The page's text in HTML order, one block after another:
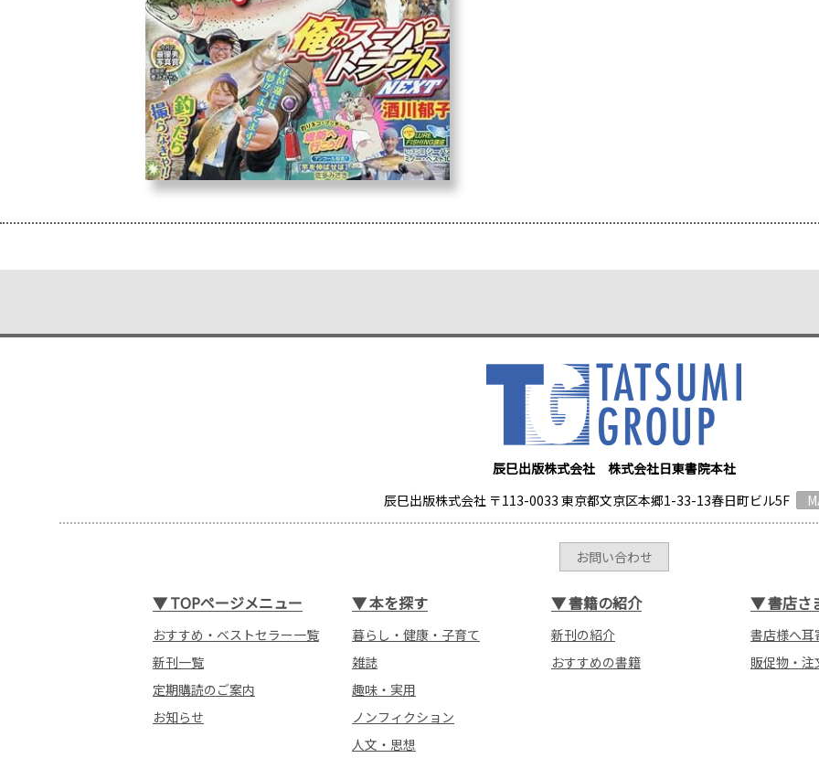
辰巳出版株式会社 株式会社日東書院本社
辰巳出版株式会社 〒113-0033 東京都文京区本郷1-33-13春日町ビル5F
お問い合わせ
▼TOPページメニュー
おすすめ・ベストセラー一覧
新刊一覧
定期購読のご案内
お知らせ
▼本を探す
暮らし・健康・子育て
雑誌
趣味・実用
ノンフィクション
人文・思想
▼書籍の紹介
新刊の紹介
おすすめの書籍
▼書店さ
書店様へ耳
販促物・注